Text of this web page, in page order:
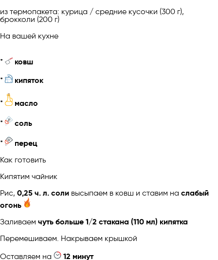
из термопакета: курица / средние кусочки (300 г),
брокколи (200 г)
На вашей кухне
* ковш
* кипяток
* масло
* соль
*
перец
Как готовить
Кипятим чайник
Рис, 0,25 ч. л. соли высыпаем в ковш и ставим на слабый
огонь
Заливаем чуть больше 1/2 стакана (110 мл) кипятка
Перемешиваем. Накрываем крышкой
Оставляем на
12 минут